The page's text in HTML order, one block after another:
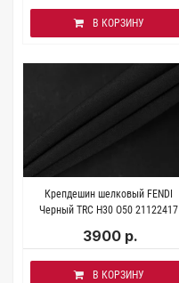
В КОРЗИНУ
Крепдешин шелковый FENDI
Черный TRC Н30 O50 21122417
3900 р.
В КОРЗИНУ